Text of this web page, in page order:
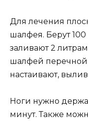
Для лечения
шалфея. Берут
заливают 2
шалфей перечной
настаивают,
Ноги нужно
минут. Также